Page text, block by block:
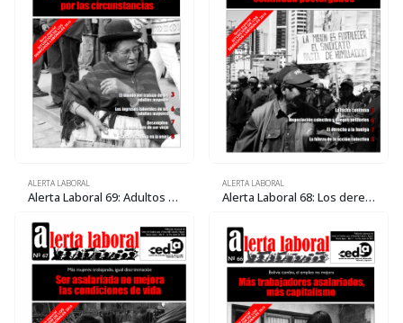
ALERTA LABORAL
Alerta Laboral 69: Adultos mayores, obligados por las circunstancias
ALERTA LABORAL
Alerta Laboral 68: Los derechos laborales colectivos continúan postergados